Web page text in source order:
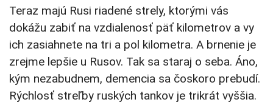
Teraz majú Rusi riadené strely, ktorými vás
dokážu zabiť na vzdialenosť päť kilometrov a vy
ich zasiahnete na tri a pol kilometra. A brnenie je
zrejme lepšie u Rusov. Tak sa staraj o seba. Áno,
kým nezabudnem, demencia sa čoskoro prebudí.
Rýchlosť streľby ruských tankov je trikrát vyššia.